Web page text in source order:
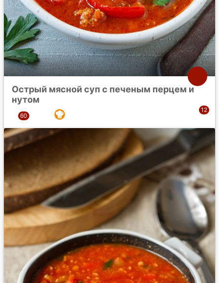
Острый мясной суп с печеным перцем и
нутом